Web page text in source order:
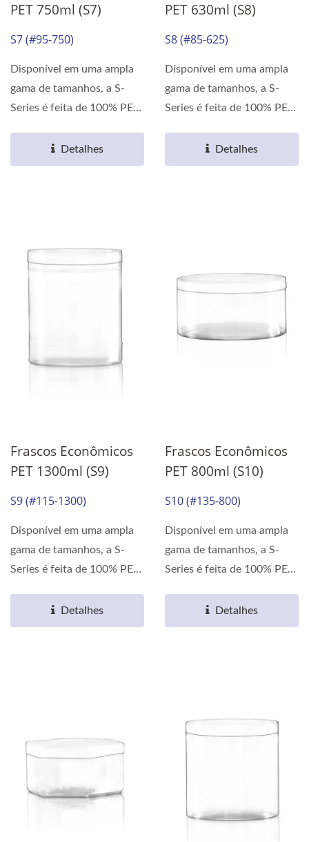
PET 750ml (S7)
S7 (#95-750)
Disponível em uma ampla
gama de tamanhos, a S-
Series é feita de 100% PET.
Detalhes
PET 630ml (S8)
S8 (#85-625)
Disponível em uma ampla
gama de tamanhos, a S-
Series é feita de 100% PET.
Detalhes
Frascos Econômicos
PET 1300ml (S9)
S9 (#115-1300)
Disponível em uma ampla
gama de tamanhos, a S-
Series é feita de 100% PET.
Detalhes
Frascos Econômicos
PET 800ml (S10)
S10 (#135-800)
Disponível em uma ampla
gama de tamanhos, a S-
Series é feita de 100% PET.
Detalhes